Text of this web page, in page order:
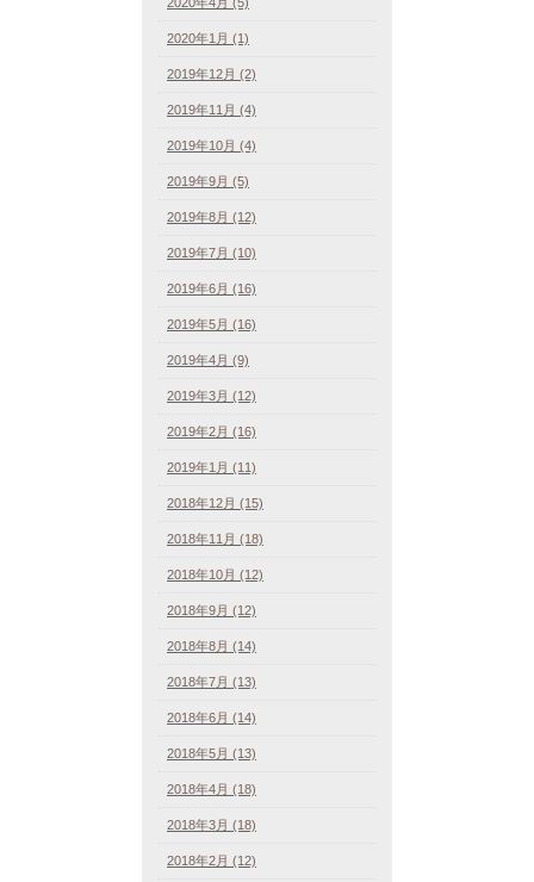
2020年1月 (1)
2019年12月 (2)
2019年11月 (4)
2019年10月 (4)
2019年9月 (5)
2019年8月 (12)
2019年7月 (10)
2019年6月 (16)
2019年5月 (16)
2019年4月 (9)
2019年3月 (12)
2019年2月 (16)
2019年1月 (11)
2018年12月 (15)
2018年11月 (18)
2018年10月 (12)
2018年9月 (12)
2018年8月 (14)
2018年7月 (13)
2018年6月 (14)
2018年5月 (13)
2018年4月 (18)
2018年3月 (18)
2018年2月 (12)